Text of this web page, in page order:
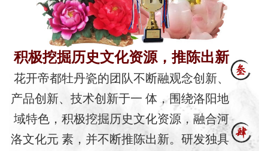
积极挖掘历史文化资源，推陈出新
花开帝都牡丹瓷的团队不断融观念创新、
产品创新、技术创新于一 体，围绕洛阳地
域特色，积极挖掘历史文化资源，融合河
洛文化元 素，并不断推陈出新。研发独具